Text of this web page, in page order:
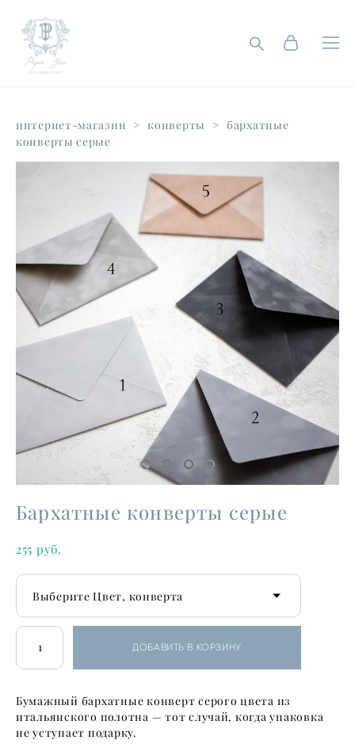
интернет-магазин > конверты >
бархатные
конверты серые
Бархатные конверты серые
255 pуб.
Выберите Цвет, конверта
ДОБАВИТЬ В КОРЗИНУ
Бумажный бархатные конверт серого цвета из
итальянского полотна — тот случай, когда упаковка
не уступает подарку.